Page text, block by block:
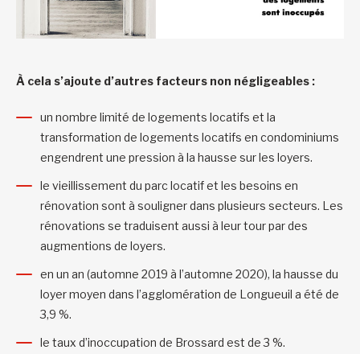
À cela s’ajoute d’autres facteurs non négligeables :
un nombre limité de logements locatifs et la
transformation de logements locatifs en condominiums
engendrent une pression à la hausse sur les loyers.
le vieillissement du parc locatif et les besoins en
rénovation sont à souligner dans plusieurs secteurs. Les
rénovations se traduisent aussi à leur tour par des
augmentions de loyers.
en un an (automne 2019 à l’automne 2020), la hausse du
loyer moyen dans l’agglomération de Longueuil a été de
3,9 %.
le taux d’inoccupation de Brossard est de 3 %.